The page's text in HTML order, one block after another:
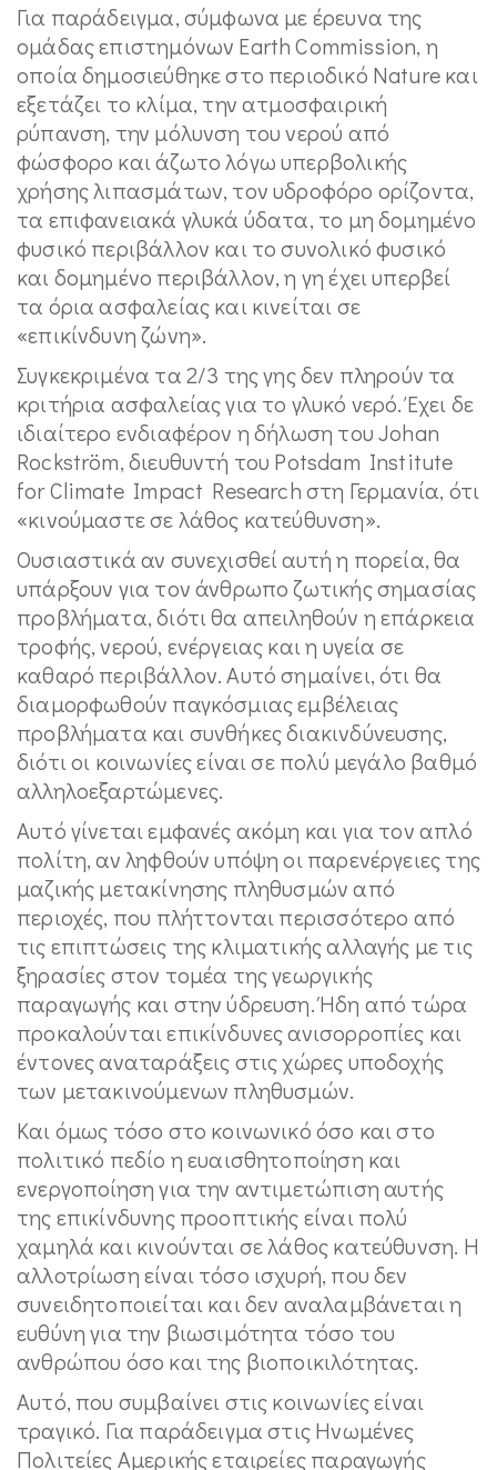
Για παράδειγμα, σύμφωνα με έρευνα της
ομάδας επιστημόνων Earth Commission, η
οποία δημοσιεύθηκε στο περιοδικό Nature και
εξετάζει το κλίμα, την ατμοσφαιρική
ρύπανση, την μόλυνση του νερού από
φώσφορο και άζωτο λόγω υπερβολικής
χρήσης λιπασμάτων, τον υδροφόρο ορίζοντα,
τα επιφανειακά γλυκά ύδατα, το μη δομημένο
φυσικό περιβάλλον και το συνολικό φυσικό
και δομημένο περιβάλλον, η γη έχει υπερβεί
τα όρια ασφαλείας και κινείται σε
«επικίνδυνη ζώνη».
Συγκεκριμένα τα 2/3 της γης δεν πληρούν τα
κριτήρια ασφαλείας για το γλυκό νερό. Έχει δε
ιδιαίτερο ενδιαφέρον η δήλωση του Johan
Rockström, διευθυντή του Potsdam Institute
for Climate Impact Research στη Γερμανία, ότι
«κινούμαστε σε λάθος κατεύθυνση».
Ουσιαστικά αν συνεχισθεί αυτή η πορεία, θα
υπάρξουν για τον άνθρωπο ζωτικής σημασίας
προβλήματα, διότι θα απειληθούν η επάρκεια
τροφής, νερού, ενέργειας και η υγεία σε
καθαρό περιβάλλον. Αυτό σημαίνει, ότι θα
διαμορφωθούν παγκόσμιας εμβέλειας
προβλήματα και συνθήκες διακινδύνευσης,
διότι οι κοινωνίες είναι σε πολύ μεγάλο βαθμό
αλληλοεξαρτώμενες.
Αυτό γίνεται εμφανές ακόμη και για τον απλό
πολίτη, αν ληφθούν υπόψη οι παρενέργειες της
μαζικής μετακίνησης πληθυσμών από
περιοχές, που πλήττονται περισσότερο από
τις επιπτώσεις της κλιματικής αλλαγής με τις
ξηρασίες στον τομέα της γεωργικής
παραγωγής και στην ύδρευση. Ήδη από τώρα
προκαλούνται επικίνδυνες ανισορροπίες και
έντονες αναταράξεις στις χώρες υποδοχής
των μετακινούμενων πληθυσμών.
Και όμως τόσο στο κοινωνικό όσο και στο
πολιτικό πεδίο η ευαισθητοποίηση και
ενεργοποίηση για την αντιμετώπιση αυτής
της επικίνδυνης προοπτικής είναι πολύ
χαμηλά και κινούνται σε λάθος κατεύθυνση. Η
αλλοτρίωση είναι τόσο ισχυρή, που δεν
συνειδητοποιείται και δεν αναλαμβάνεται η
ευθύνη για την βιωσιμότητα τόσο του
ανθρώπου όσο και της βιοποικιλότητας.
Αυτό, που συμβαίνει στις κοινωνίες είναι
τραγικό. Για παράδειγμα στις Ηνωμένες
Πολιτείες Αμερικής εταιρείες παραγωγής